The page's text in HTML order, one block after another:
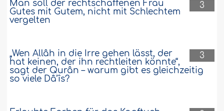
3
Man soll der rechtschaffenen Frau
Gutes mit Gutem, nicht mit Schlechtem
vergelten
3
„Wen Allâh in die Irre gehen lässt, der
hat keinen, der ihn rechtleiten könnte“,
sagt der Qurân – warum gibt es gleichzeitig
so viele Dâ’îs?